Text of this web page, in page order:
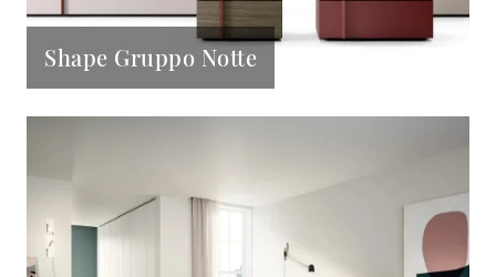
Shape Gruppo Notte